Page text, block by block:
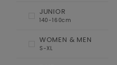
JUNIOR
140-160cm
WOMEN & MEN
S-XL